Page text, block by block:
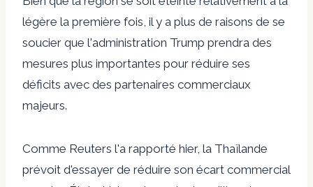
légère la première fois, il y a plus de raisons de se
soucier que l'administration Trump prendra des
mesures plus importantes pour réduire ses
déficits avec des partenaires commerciaux
majeurs.
Comme Reuters l'a rapporté hier, la Thaïlande
prévoit d'essayer de réduire son écart commercial